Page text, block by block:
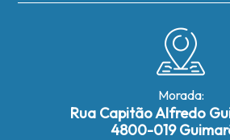
Morada:
Rua Capitão Alfredo
4800-019